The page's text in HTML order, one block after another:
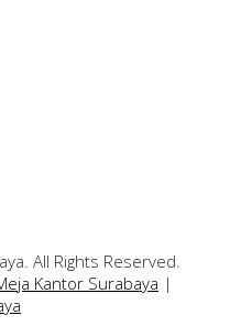
All Rights Reserved.
Kantor Surabaya |